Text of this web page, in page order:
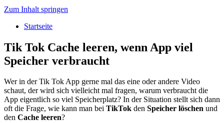
Zum Inhalt springen
Startseite
Tik Tok Cache leeren, wenn App viel
Speicher verbraucht
Wer in der Tik Tok App gerne mal das eine oder andere Video
schaut, der wird sich vielleicht mal fragen, warum verbraucht die
App eigentlich so viel Speicherplatz? In der Situation stellt sich dann
oft die Frage, wie kann man bei TikTok den Speicher löschen und
den Cache leeren?